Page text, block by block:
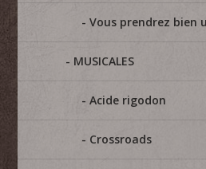
Vous prendrez bien
MUSICALES
Acide rigodon
Crossroads